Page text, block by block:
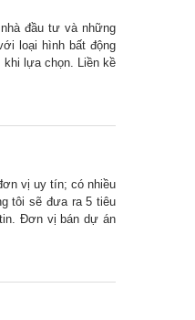
đầu tư và những
loại hình bất động
khi lựa chọn. Liền kề
vị uy tín; có nhiều
tôi sẽ đưa ra 5 tiêu
Đơn vị bán dự án